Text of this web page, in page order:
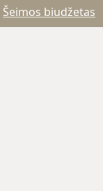
Šeimos biudžetas